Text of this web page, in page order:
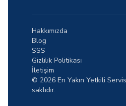
© 2026 En Yakın Yetkili
saklıdır.
Hakkımızda
Blog
SSS
Gizlilik Politikası
İletişim